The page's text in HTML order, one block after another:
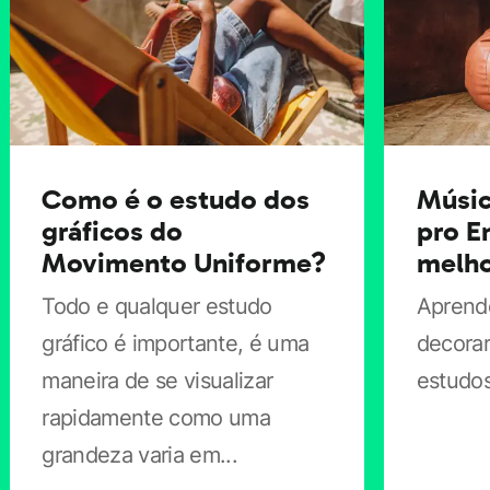
abordado será algo útil para que você se saia bem na
prova. Como há diferentes tipos de graduação, é
importante se preparar exatamente para aquela que
você busca.
Vale, ainda, recorrer a cursos específicos para a sua
área, como Humanas ou Exatas. Esses cursos focam
em disciplinas específicas e preparam alunos para
vagas mais concorridas.
2. O preço é justo?
Como é o estudo dos
gráficos do
Movimento Uniforme?
Todo e qualquer estudo
gráfico é importante, é uma
maneira de se visualizar
rapidamente como uma
grandeza varia em...
pro